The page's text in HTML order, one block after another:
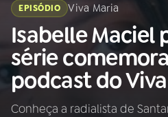
Buscar
na
Rádio
Nacional
Buscar
AO
EPISÓDIO Viva Maria
Isabelle Maciel
série
podcast do
Conheça a radialista de